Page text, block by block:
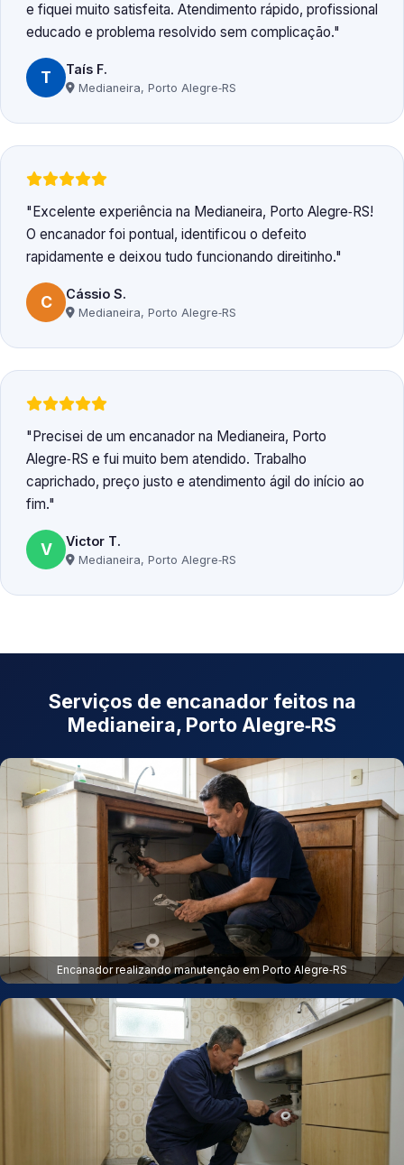
e fiquei muito satisfeita. Atendimento rápido, profissional
educado e problema resolvido sem complicação.
T Taís F.
Medianeira, Porto Alegre‑RS
Excelente experiência na Medianeira, Porto Alegre‑RS!
O encanador foi pontual, identificou o defeito
rapidamente e deixou tudo funcionando direitinho.
C Cássio S.
Medianeira, Porto Alegre‑RS
Precisei de um encanador na Medianeira, Porto
Alegre‑RS e fui muito bem atendido. Trabalho
caprichado, preço justo e atendimento ágil do início ao
fim.
V Victor T.
Medianeira, Porto Alegre‑RS
Serviços de encanador feitos na
Medianeira, Porto Alegre‑RS
Encanador realizando manutenção em Porto Alegre‑RS